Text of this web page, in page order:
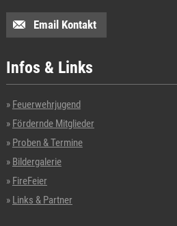
Email Kontakt
Infos & Links
Feuerwehrjugend
Fördernde Mitglieder
Proben & Termine
Bildergalerie
FireFeier
Links & Partner